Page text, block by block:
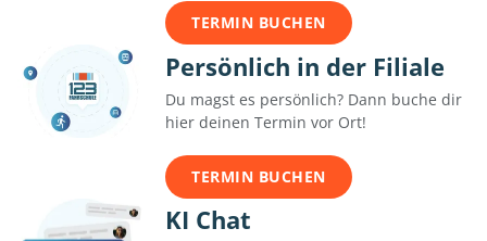
TERMIN BUCHEN
Persönlich in der Filiale
Du magst es persönlich? Dann buche dir
hier deinen Termin vor Ort!
TERMIN BUCHEN
KI Chat